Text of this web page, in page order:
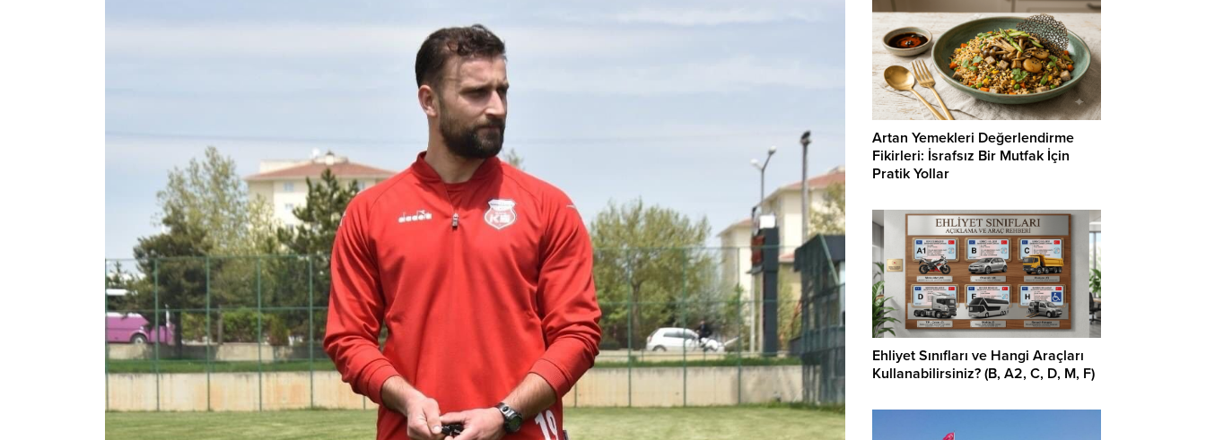
Artan Yemekleri Değerlendirme
Fikirleri: İsrafsız Bir Mutfak İçin
Pratik Yollar
Ehliyet Sınıfları ve Hangi Araçları
Kullanabilirsiniz? (B, A2, C, D, M, F)